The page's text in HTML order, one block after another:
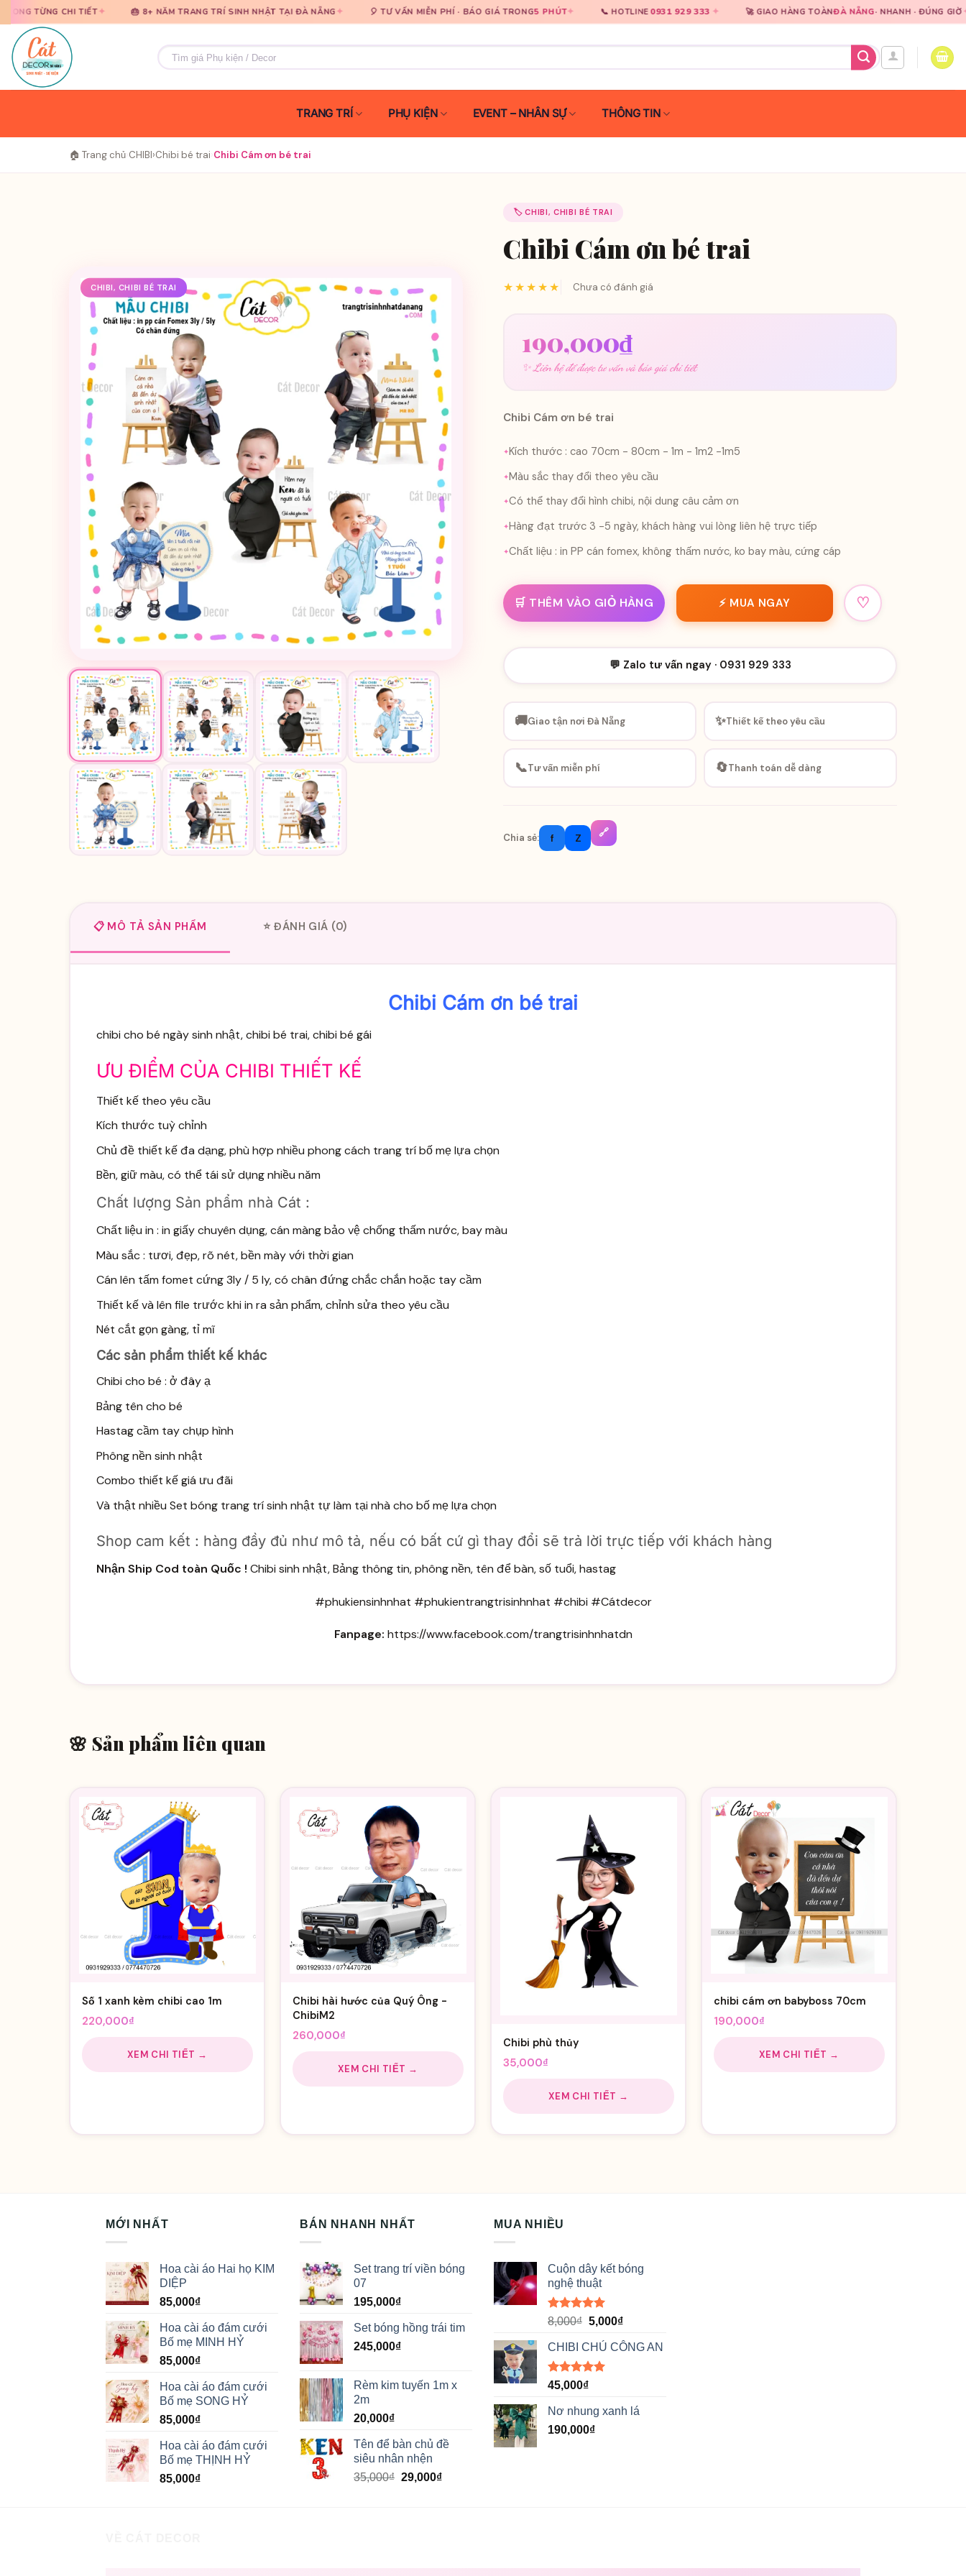
qua
nội
dung
qua
nội
dung
TIẾT✦ 🎂 8+ NĂM TRANG TRÍ SINH NHẬT TẠI ĐÀ NẴNG✦ 🎈 TƯ VẤN MIỄN PHÍ · BÁO GIÁ TRONG5 PHÚT✦ 📞 HOTLINE 0931 929 333✦ 🚀 GIAO HÀNG TOÀNĐÀ NẴNG· NHANH · ĐÚNG GIỜ✦ 🎀
Tìm
kiếm:
TRANG TRÍ PHỤ KIỆN EVENT – NHÂN SỰ THÔNG TIN
🏠 Trang chủ CHIBI›Chibi bé trai Chibi Cám ơn bé trai
CHIBI, CHIBI BÉ TRAI
🏷️ CHIBI, CHIBI BÉ TRAI
Chibi Cám ơn bé trai
★★★★★ Chưa có đánh giá
190,000₫
✨ Liên hệ để được tư vấn và báo giá chi tiết
Chibi Cám ơn bé trai
Kích thước : cao 70cm - 80cm - 1m - 1m2 -1m5
Màu sắc thay đổi theo yêu cầu
Có thể thay đổi hình chibi, nội dung câu cảm ơn
Hàng đạt trước 3 -5 ngày, khách hàng vui lòng liên hệ trực tiếp
Chất liệu : in PP cán fomex, không thấm nước, ko bay màu, cứng cáp
🛒 THÊM VÀO GIỎ HÀNG ⚡ MUA NGAY ♡
💬 Zalo tư vấn ngay · 0931 929 333
🚚Giao tận nơi Đà Nẵng ✨Thiết kế theo yêu cầu
📞Tư vấn miễn phí 🔄Thanh toán dễ dàng
Chia sẻ: f Z 🔗
📋 MÔ TẢ SẢN PHẨM ⭐ ĐÁNH GIÁ (0)
Chibi Cám ơn bé trai
chibi cho bé ngày sinh nhật, chibi bé trai, chibi bé gái
ƯU ĐIỂM CỦA CHIBI THIẾT KẾ
Thiết kế theo yêu cầu
Kích thước tuỳ chỉnh
Chủ đề thiết kế đa dạng, phù hợp nhiều phong cách trang trí bố mẹ lựa chọn
Bền, giữ màu, có thể tái sử dụng nhiều năm
Chất lượng Sản phẩm nhà Cát :
Chất liệu in : in giấy chuyên dụng, cán màng bảo vệ chống thấm nước, bay màu
Màu sắc : tươi, đẹp, rõ nét, bền mày với thời gian
Cán lên tấm fomet cứng 3ly / 5 ly, có chân đứng chắc chắn hoặc tay cầm
Thiết kế và lên file trước khi in ra sản phẩm, chỉnh sửa theo yêu cầu
Nét cắt gọn gàng, tỉ mĩ
Các sản phẩm thiết kế khác
Chibi cho bé : ở đây ạ
Bảng tên cho bé
Hastag cầm tay chụp hình
Phông nền sinh nhật
Combo thiết kế giá ưu đãi
Và thật nhiều Set bóng trang trí sinh nhật tự làm tại nhà cho bố mẹ lựa chọn
Shop cam kết : hàng đầy đủ như mô tả, nếu có bất cứ gì thay đổi sẽ trả lời trực tiếp với khách hàng
Nhận Ship Cod toàn Quốc ! Chibi sinh nhật, Bảng thông tin, phông nền, tên để bàn, số tuổi, hastag
#phukiensinhnhat #phukientrangtrisinhnhat #chibi #Cátdecor
Fanpage: https://www.facebook.com/trangtrisinhnhatdn
🌸 Sản phẩm liên quan
Số 1 xanh kèm chibi cao 1m
220,000₫
XEM CHI TIẾT →
Chibi hài hước của Quý Ông -
ChibiM2
260,000₫
XEM CHI TIẾT →
Chibi phù thủy
35,000₫
XEM CHI TIẾT →
chibi cám ơn babyboss 70cm
190,000₫
XEM CHI TIẾT →
MỚI NHẤT
Hoa cài áo Hai họ KIM
DIỆP
85,000₫
Hoa cài áo đám cưới
Bố mẹ MINH HỶ
85,000₫
Hoa cài áo đám cưới
Bố mẹ SONG HỶ
85,000₫
Hoa cài áo đám cưới
Bố mẹ THỊNH HỶ
85,000₫
BÁN NHANH NHẤT
Set trang trí viền bóng
07
195,000₫
Set bóng hồng trái tim
245,000₫
Rèm kim tuyến 1m x
2m
20,000₫
Tên để bàn chủ đề
siêu nhân nhện
35,000₫ Giá
29,000₫Giá
MUA NHIỀU
Cuộn dây kết bóng
nghệ thuật
Được xếp
5 sao
8,000₫ Giá
là:
8,000₫.
5,000₫Giá
tại
CHIBI CHÚ CÔNG AN
Được xếp
5 sao
45,000₫
Nơ nhung xanh lá
190,000₫